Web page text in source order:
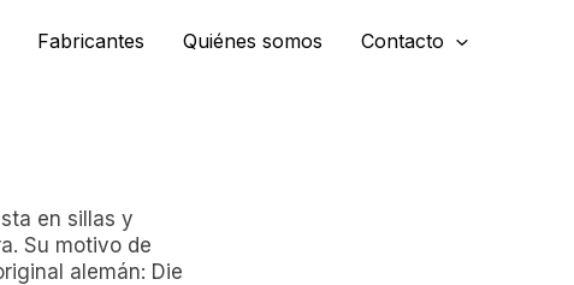
Fabricantes Quiénes somos Contacto
en sillas y
Su motivo de
alemán: Die